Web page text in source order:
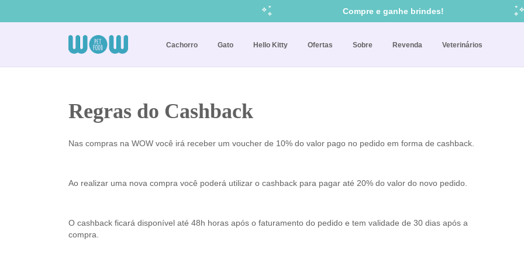
Compre e ganhe brindes!
Cupom: BEMVINDO = 10% off na 1ª compra
Cachorro Gato Hello Kitty Ofertas Sobre Revenda Veterinários
Regras do Cashback
Nas compras na WOW você irá receber um voucher de 10% do valor pago no pedido em forma de cashback.
Ao realizar uma nova compra você poderá utilizar o cashback para pagar até 20% do valor do novo pedido.
O cashback ficará disponível até 48h horas após o faturamento do pedido e tem validade de 30 dias após a
compra.